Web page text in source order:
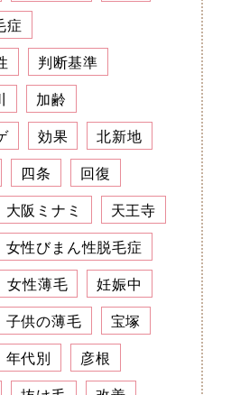
症
判断基準
加齢
効果
北新地
四条
回復
大阪ミナミ
天王寺
女性びまん性脱毛症
女性薄毛
妊娠中
子供の薄毛
宝塚
年代別
彦根